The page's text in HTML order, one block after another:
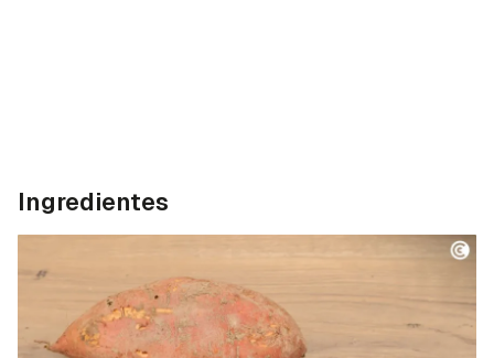
Ingredientes